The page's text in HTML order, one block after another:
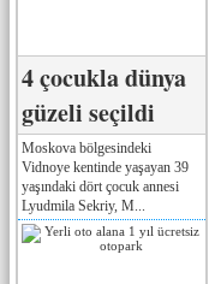
4 çocukla dünya
güzeli seçildi
Moskova bölgesindeki
Vidnoye kentinde yaşayan 39
yaşındaki dört çocuk annesi
Lyudmila Sekriy, M...